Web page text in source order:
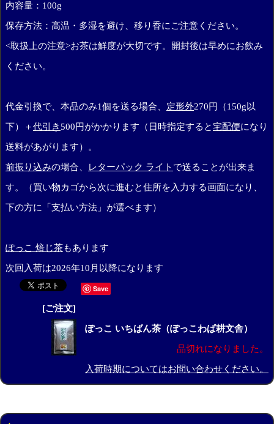
内容量：100g
保存方法：高温・多湿を避け、移り香にご注意ください。
<取扱上の注意>お茶は鮮度が大切です。開封後は早めにお飲み
ください。
代金引換で、本品のみ1個を送る場合、 定形外270円（150g以
下）＋代引き500円がかかります（日時指定すると宅配便になり
送料があがります）。
前振り込みの場合、 レターパック ライト で送ることが出来ま
す。（買い物カゴから次に進むと住所を入力する画面になり、
下の方に「支払い方法」が選べます）
ぽっこ 焙じ茶もあります
次回入荷は2026年10月以降になります
Save
[ご注文]
ぽっこ いちばん茶（ぽっこわぱ耕文舎）
品切れになりました。
入荷時期についてはお問い合わせください。